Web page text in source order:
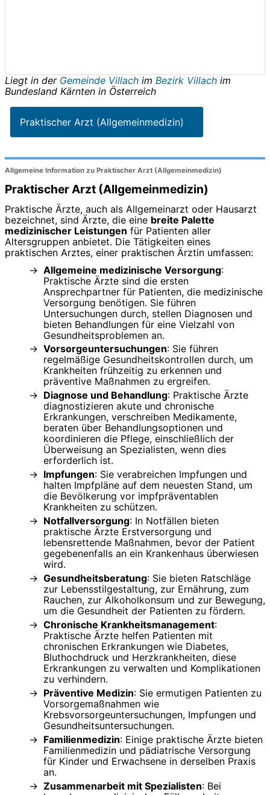
Liegt in der Gemeinde Villach im Bezirk Villach im
Bundesland Kärnten in Österreich
Praktischer Arzt (Allgemeinmedizin)
Allgemeine Information zu Praktischer Arzt (Allgemeinmedizin)
Praktischer Arzt (Allgemeinmedizin)
Praktische Ärzte, auch als Allgemeinarzt oder Hausarzt
bezeichnet, sind Ärzte, die eine breite Palette
medizinischer Leistungen für Patienten aller
Altersgruppen anbietet. Die Tätigkeiten eines
praktischen Arztes, einer praktischen Ärztin umfassen:
Allgemeine medizinische Versorgung:
Praktische Ärzte sind die ersten
Ansprechpartner für Patienten, die medizinische
Versorgung benötigen. Sie führen
Untersuchungen durch, stellen Diagnosen und
bieten Behandlungen für eine Vielzahl von
Gesundheitsproblemen an.
Vorsorgeuntersuchungen: Sie führen
regelmäßige Gesundheitskontrollen durch, um
Krankheiten frühzeitig zu erkennen und
präventive Maßnahmen zu ergreifen.
Diagnose und Behandlung: Praktische Ärzte
diagnostizieren akute und chronische
Erkrankungen, verschreiben Medikamente,
beraten über Behandlungsoptionen und
koordinieren die Pflege, einschließlich der
Überweisung an Spezialisten, wenn dies
erforderlich ist.
Impfungen: Sie verabreichen Impfungen und
halten Impfpläne auf dem neuesten Stand, um
die Bevölkerung vor impfpräventablen
Krankheiten zu schützen.
Notfallversorgung: In Notfällen bieten
praktische Ärzte Erstversorgung und
lebensrettende Maßnahmen, bevor der Patient
gegebenenfalls an ein Krankenhaus überwiesen
wird.
Gesundheitsberatung: Sie bieten Ratschläge
zur Lebensstilgestaltung, zur Ernährung, zum
Rauchen, zur Alkoholkonsum und zur Bewegung,
um die Gesundheit der Patienten zu fördern.
Chronische Krankheitsmanagement:
Praktische Ärzte helfen Patienten mit
chronischen Erkrankungen wie Diabetes,
Bluthochdruck und Herzkrankheiten, diese
Erkrankungen zu verwalten und Komplikationen
zu verhindern.
Präventive Medizin: Sie ermutigen Patienten zu
Vorsorgemaßnahmen wie
Krebsvorsorgeuntersuchungen, Impfungen und
Gesundheitsuntersuchungen.
Familienmedizin: Einige praktische Ärzte bieten
Familienmedizin und pädiatrische Versorgung
für Kinder und Erwachsene in derselben Praxis
an.
Zusammenarbeit mit Spezialisten: Bei